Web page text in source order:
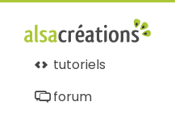
tutoriels
forum